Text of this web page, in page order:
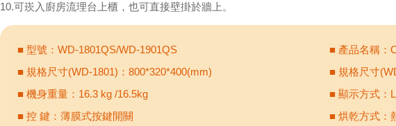
10.可崁入廚房流理台上櫃，也可直接壁掛於牆上。
■ 型號：WD-1801QS/WD-1901QS
■ 產品名稱：
■ 規格尺寸(WD-1801)：800*320*400(mm)
■ 規格尺寸
■ 機身重量：16.3 kg /16.5kg
■ 顯示方式：
■ 控 鍵：薄膜式按鍵開關
■ 烘乾方式：